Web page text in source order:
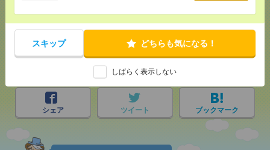
スキップ どちらも気になる！
しばらく表示しない
気になる！
LINE
シェア ツイート ブックマーク